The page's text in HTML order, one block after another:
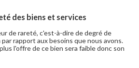
des biens et services
de rareté, c'est-à-dire de degré de
rapport aux besoins que nous avons.
l'offre de ce bien sera faible donc son